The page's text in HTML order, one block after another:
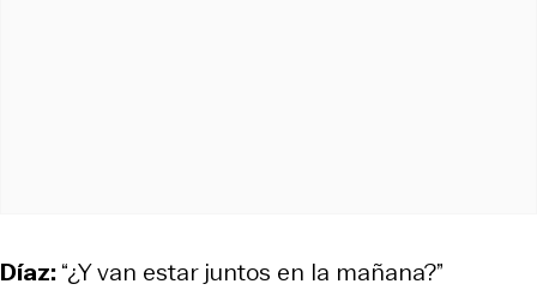
Díaz:“¿Y van estar juntos en la mañana?”